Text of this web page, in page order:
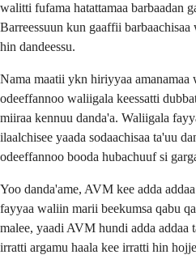
walitti fufama hatattamaa barbaadan
Barreessuun kun gaaffii
hin dandeessu.
Nama maatii ykn hiriyyaa
odeeffannoo waliigala keessatti
miiraa kennuu danda'a. Waliigala
ilaalchisee yaada sodaachisaa ta'uu
odeeffannoo booda hubachuuf si
Yoo danda'ame, AVM kee adda
fayyaa waliin marii beekumsa qabu
malee, yaadi AVM hundi adda addaa
irratti argamu haala kee irratti hin